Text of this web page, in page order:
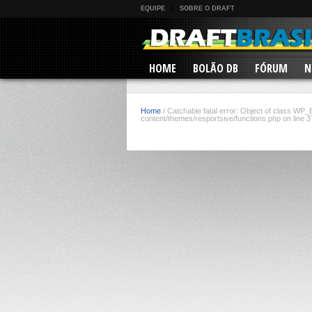
EQUIPE SOBRE O DRAFT
HOME BOLÃO DB FÓRUM
Home / Catchable fatal error: Object of class
content/themes/resportsive/functions.php on line